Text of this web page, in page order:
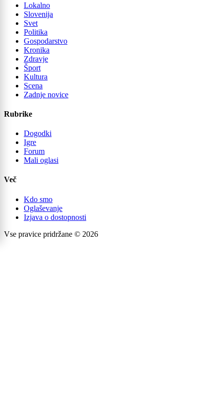
Lokalno
Slovenija
Svet
Politika
Gospodarstvo
Kronika
Zdravje
Šport
Kultura
Scena
Zadnje novice
Rubrike
Dogodki
Igre
Forum
Mali oglasi
Več
Kdo smo
Oglaševanje
Izjava o dostopnosti
Vse pravice pridržane © 2026